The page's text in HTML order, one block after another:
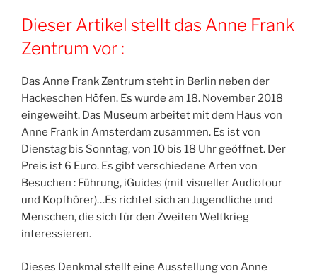
Dieser Artikel stellt das Anne Frank
Zentrum vor :
Das Anne Frank Zentrum steht in Berlin neben der
Hackeschen Höfen. Es wurde am 18. November 2018
eingeweiht. Das Museum arbeitet mit dem Haus von
Anne Frank in Amsterdam zusammen. Es ist von
Dienstag bis Sonntag, von 10 bis 18 Uhr geöffnet. Der
Preis ist 6 Euro. Es gibt verschiedene Arten von
Besuchen : Führung, iGuides (mit visueller Audiotour
und Kopfhörer)…Es richtet sich an Jugendliche und
Menschen, die sich für den Zweiten Weltkrieg
interessieren.
Dieses Denkmal stellt eine Ausstellung von Anne